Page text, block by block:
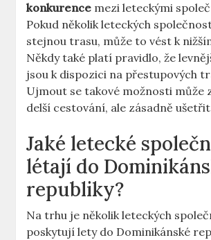
konkurence mezi leteckými
Pokud několik leteckých
stejnou trasu, může to vést k
Někdy také platí pravidlo, že
jsou k dispozici na přestupových
Ujmout se takové možnosti může
delší cestování, ale zásadně
Jaké letecké
létají do
republiky?
Na trhu je několik leteckých
poskytují lety do Dominikánské